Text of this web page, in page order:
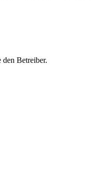
Betreiber.